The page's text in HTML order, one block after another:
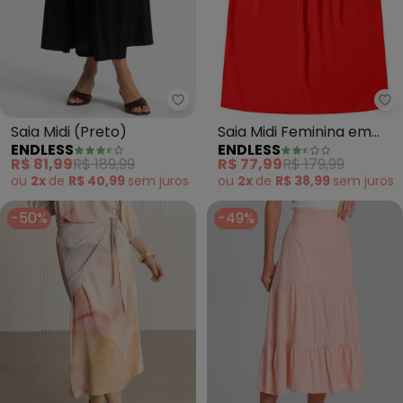
Endless - Saia Midi (Preto)
Saia Midi (Preto)
ENDLESS
R$ 81,99R$ 189,99
ou 2x de R$ 40,99 sem juros
Saia Midi Feminina em
Alfaiataria (Laranja)
ENDLESS
R$ 77,99R$ 179,99
ou 2x de R$ 38,99 sem juros
-50% -49%